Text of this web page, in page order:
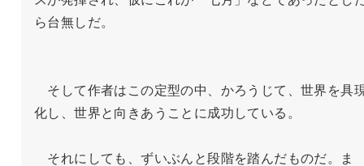
ら台無しだ。
そして作者はこの定型の中、かろうじて、世界を具
化し、世界と向きあうことに成功している。
それにしても、ずいぶんと段階を踏んだものだ。ま